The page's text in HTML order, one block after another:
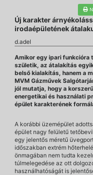
Új karakter
irodaépületének
d.adel
Amikor egy ipari
születik, az átalakítás
belső kialakítás, hanem a
MVM Gázművek
jól mutatja, hogy a
energetikai és használati
épület karakterének
A korábbi üzemépület
épület nagy felületű
egy jelentős méretű
időszakban extrém
önmagában nem tudta
túlmelegedése az ott
használhatóságát is